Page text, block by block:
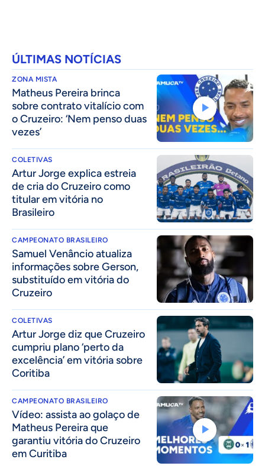
ÚLTIMAS NOTÍCIAS
ZONA MISTA
Matheus Pereira brinca
sobre contrato vitalício com
o Cruzeiro: ‘Nem penso duas
vezes’
COLETIVAS
Artur Jorge explica estreia
de cria do Cruzeiro como
titular em vitória no
Brasileiro
CAMPEONATO BRASILEIRO
Samuel Venâncio atualiza
informações sobre Gerson,
substituído em vitória do
Cruzeiro
COLETIVAS
Artur Jorge diz que Cruzeiro
cumpriu plano ‘perto da
excelência’ em vitória sobre
Coritiba
CAMPEONATO BRASILEIRO
Vídeo: assista ao golaço de
Matheus Pereira que
garantiu vitória do Cruzeiro
em Curitiba